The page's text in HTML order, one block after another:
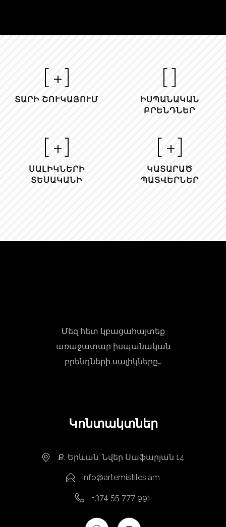
+]
ՏԱՐԻ ՇՈՒԿԱՅՈՒՄ
ԻՍՊԱՆԱԿԱՆ
ԲՐԵՆԴՆԵՐ
+]
ՍԱԼԻԿՆԵՐԻ
ՏԵՍԱԿԱՆԻ
+]
ԿԱՏԱՐԱԾ
ՊԱՏՎԵՐՆԵՐ
Մեզ հետ կբացահայտեք
առաջատար իսպանական
բրենդների սալիկները…
Կոնտակտներ
Ք. Երևան, Նվեր Սաֆարյան 14
info@artemistiles.am
+374 55 777 991